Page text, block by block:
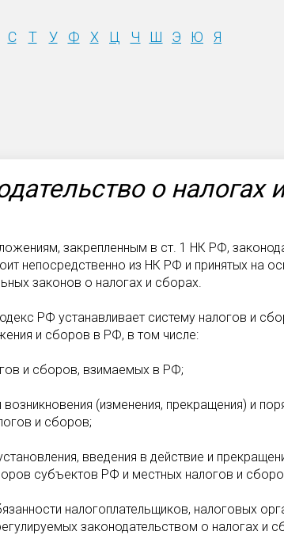
С Т У Ф Х Ц Ч Ш Э Ю Я
о налогах
закрепленным в ст. 1 НК РФ,
непосредственно из НК РФ и принятых на
законов о налогах и сборах.
РФ устанавливает систему налогов и
и сборов в РФ, в том числе:
и сборов, взимаемых в РФ;
(изменения, прекращения) и
и сборов;
введения в действие и
субъектов РФ и местных налогов и
налогоплательщиков, налоговых
законодательством о налогах и